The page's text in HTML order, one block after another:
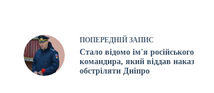
ПОПЕРЕДНІЙ ЗАПИС
Стало відомо ім'я російського
командира, який віддав наказ
обстріляти Дніпро